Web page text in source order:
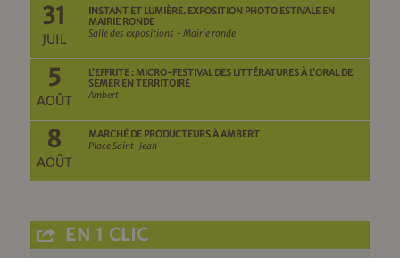
31
JUIL
INSTANT ET LUMIÈRE. EXPOSITION PHOTO ESTIVALE EN
MAIRIE RONDE
Salle des expositions - Mairie ronde
5
AOÛT
L’EFFRITE : MICRO-FESTIVAL DES LITTÉRATURES À L’ORAL DE
SEMER EN TERRITOIRE
Ambert
8
AOÛT
MARCHÉ DE PRODUCTEURS À AMBERT
Place Saint-Jean
EN 1 CLIC